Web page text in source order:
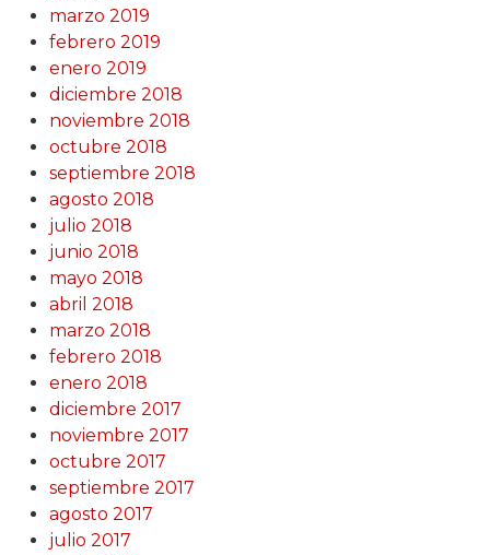
marzo 2019
febrero 2019
enero 2019
diciembre 2018
noviembre 2018
octubre 2018
septiembre 2018
agosto 2018
julio 2018
junio 2018
mayo 2018
abril 2018
marzo 2018
febrero 2018
enero 2018
diciembre 2017
noviembre 2017
octubre 2017
septiembre 2017
agosto 2017
julio 2017